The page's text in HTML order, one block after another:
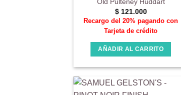
$121.000
Recargo del 20% pagando con
Tarjeta de crédito
AÑADIR AL CARRITO